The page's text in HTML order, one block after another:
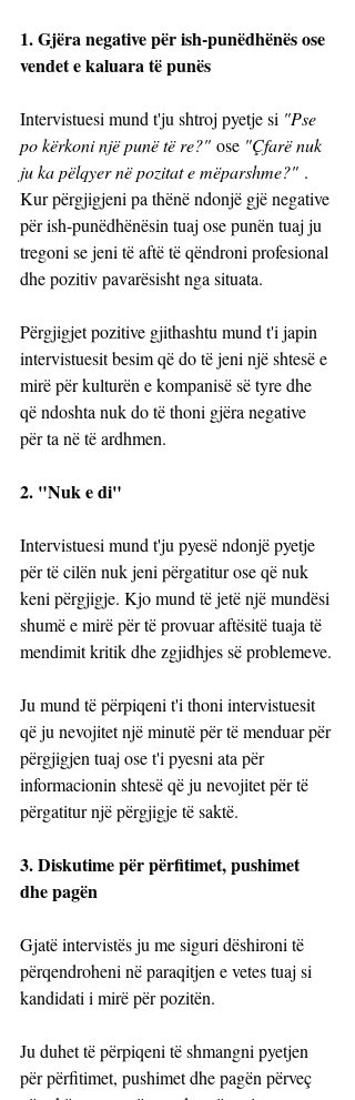
1. Gjëra negative për ish-punëdhënës ose
vendet e kaluara të punës
Intervistuesi mund t'ju shtroj pyetje si "Pse
po kërkoni një punë të re?" ose "Çfarë nuk
ju ka pëlqyer në pozitat e mëparshme?" .
Kur përgjigjeni pa thënë ndonjë gjë negative
për ish-punëdhënësin tuaj ose punën tuaj ju
tregoni se jeni të aftë të qëndroni profesional
dhe pozitiv pavarësisht nga situata.
Përgjigjet pozitive gjithashtu mund t'i japin
intervistuesit besim që do të jeni një shtesë e
mirë për kulturën e kompanisë së tyre dhe
që ndoshta nuk do të thoni gjëra negative
për ta në të ardhmen.
2. "Nuk e di"
Intervistuesi mund t'ju pyesë ndonjë pyetje
për të cilën nuk jeni përgatitur ose që nuk
keni përgjigje. Kjo mund të jetë një mundësi
shumë e mirë për të provuar aftësitë tuaja të
mendimit kritik dhe zgjidhjes së problemeve.
Ju mund të përpiqeni t'i thoni intervistuesit
që ju nevojitet një minutë për të menduar për
përgjigjen tuaj ose t'i pyesni ata për
informacionin shtesë që ju nevojitet për të
përgatitur një përgjigje të saktë.
3. Diskutime për përfitimet, pushimet
dhe pagën
Gjatë intervistës ju me siguri dëshironi të
përqendroheni në paraqitjen e vetes tuaj si
kandidati i mirë për pozitën.
Ju duhet të përpiqeni të shmangni pyetjen
për përfitimet, pushimet dhe pagën përveç